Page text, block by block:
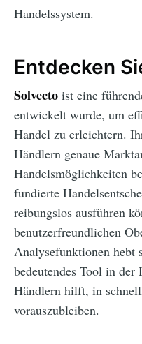
Handelssystem.
Entdecken
Solvecto ist eine
entwickelt wurde, um
Handel zu erleichtern.
Händlern genaue
Handelsmöglichkeiten
fundierte
reibungslos ausführen
benutzerfreundlichen
Analysefunktionen hebt
bedeutendes Tool in der
Händlern hilft, in
vorauszubleiben.